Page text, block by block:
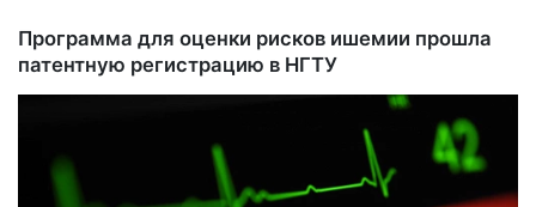
Программа для оценки рисков ишемии прошла
патентную регистрацию в НГТУ